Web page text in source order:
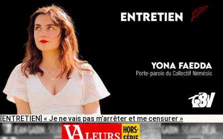
[ENTRETIEN] « Je ne vais pas m’arrêter et me censurer »